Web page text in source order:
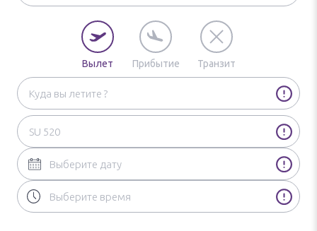
Вылет Прибытие Транзит